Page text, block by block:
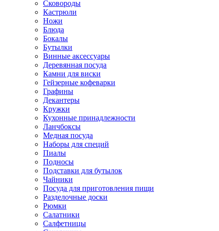
Сковороды
Кастрюли
Ножи
Блюда
Бокалы
Бутылки
Винные аксессуары
Деревянная посуда
Камни для виски
Гейзерные кофеварки
Графины
Декантеры
Кружки
Кухонные принадлежности
Ланчбоксы
Медная посуда
Наборы для специй
Пиалы
Подносы
Подставки для бутылок
Чайники
Посуда для приготовления пищи
Разделочные доски
Рюмки
Салатники
Салфетницы